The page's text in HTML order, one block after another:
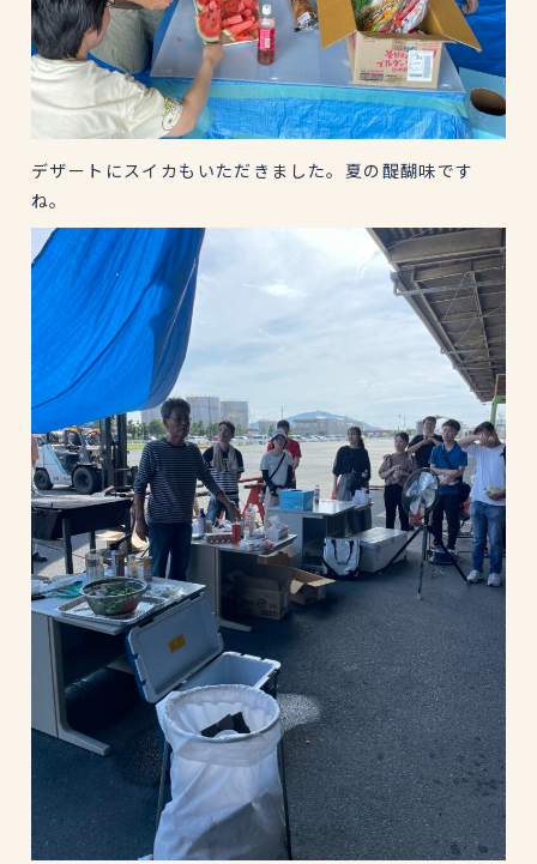
デザートにスイカもいただきました。夏の醍醐味です
ね。